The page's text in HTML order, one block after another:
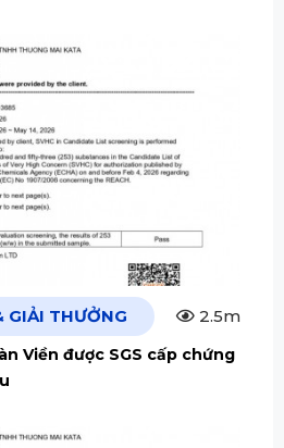
GIẢI THƯỞNG 2.5m
Viền được SGS cấp chứng